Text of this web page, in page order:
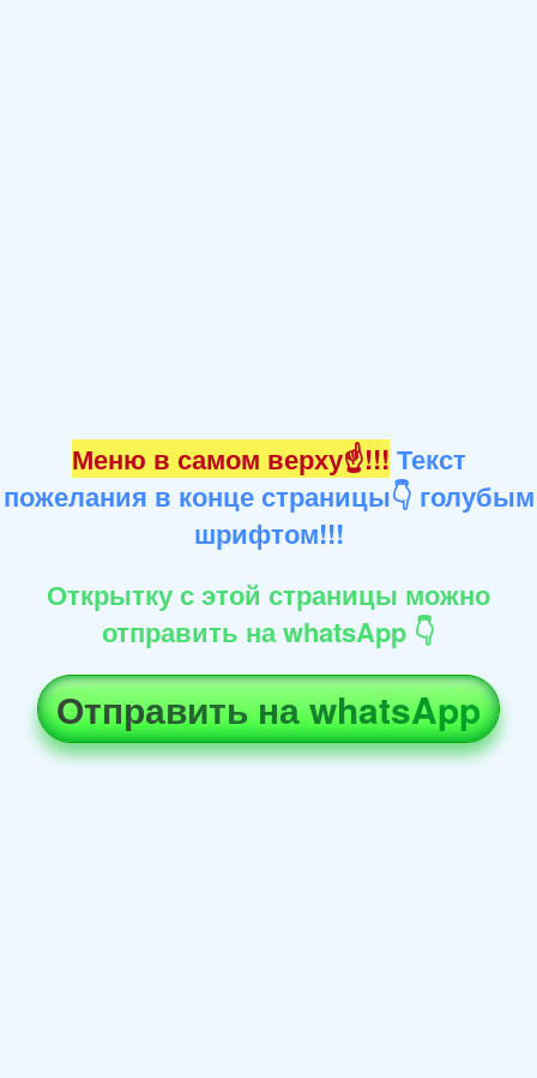
Меню в самом верху☝!!! Текст
пожелания в конце страницы👇 голубым
шрифтом!!!
Открытку с этой страницы можно
отправить на whatsApp 👇
Отправить на whatsApp